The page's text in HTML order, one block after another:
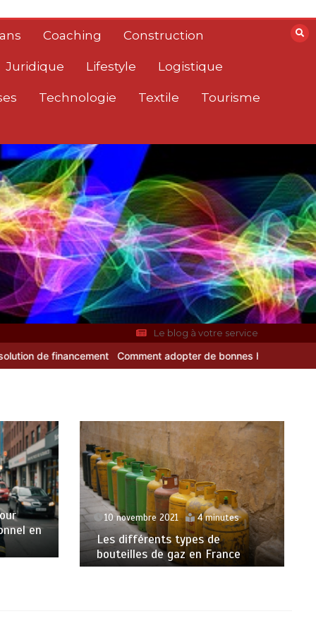
Coaching Construction
Juridique Lifestyle Logistique
Technologie Textile Tourisme
Le blog à votre service
adopter de bonnes habitudes pour préserver sa santé
en
10 novembre 2021 4 minutes
Les différents types de
bouteilles de gaz en France